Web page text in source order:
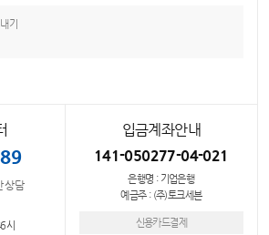
기
상담
시
입금계좌안내
141-050277-04-021
은행명 : 기업은행
예금주 : (주)토크세븐
신용카드결제